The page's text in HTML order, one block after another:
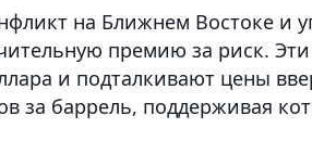
на Ближнем Востоке и
премию за риск.
и подталкивают цены
за баррель, поддерживая